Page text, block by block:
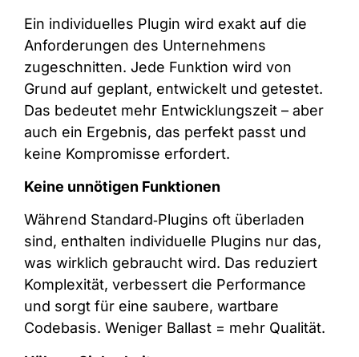
Ein individuelles Plugin wird exakt auf die
Anforderungen des Unternehmens
zugeschnitten. Jede Funktion wird von
Grund auf geplant, entwickelt und getestet.
Das bedeutet mehr Entwicklungszeit – aber
auch ein Ergebnis, das perfekt passt und
keine Kompromisse erfordert.
Keine unnötigen Funktionen
Während Standard‑Plugins oft überladen
sind, enthalten individuelle Plugins nur das,
was wirklich gebraucht wird. Das reduziert
Komplexität, verbessert die Performance
und sorgt für eine saubere, wartbare
Codebasis. Weniger Ballast = mehr Qualität.